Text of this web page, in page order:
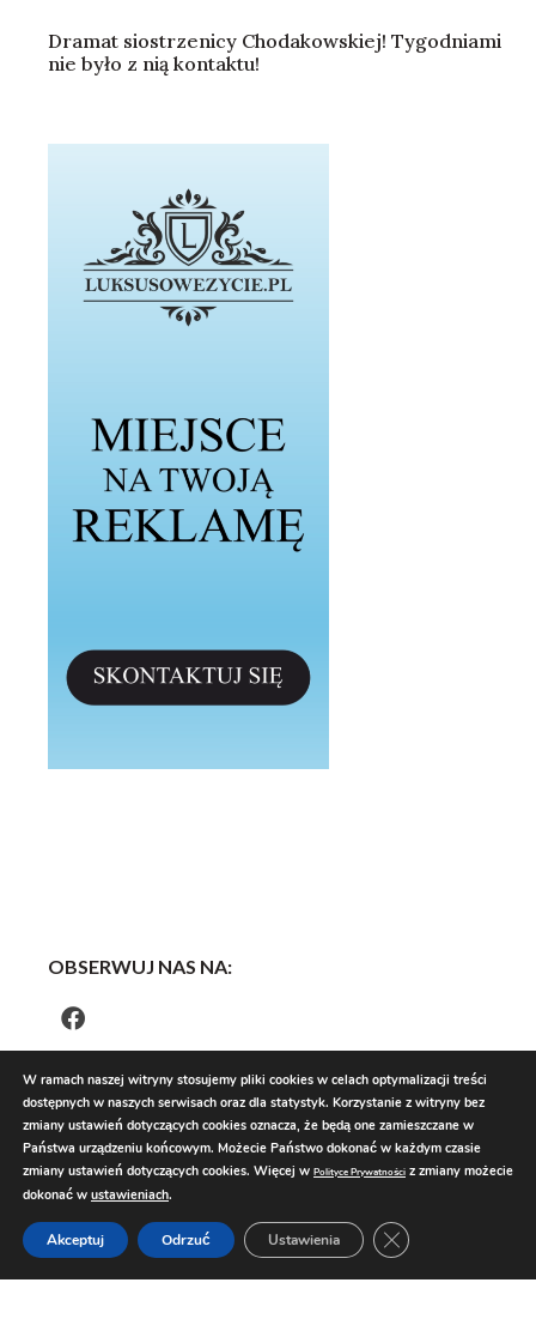
Dramat siostrzenicy Chodakowskiej! Tygodniami
nie było z nią kontaktu!
OBSERWUJ NAS NA:
W ramach naszej witryny stosujemy pliki cookies w celach optymalizacji treści
dostępnych w naszych serwisach oraz dla statystyk. Korzystanie z witryny bez
zmiany ustawień dotyczących cookies oznacza, że będą one zamieszczane w
Państwa urządzeniu końcowym. Możecie Państwo dokonać w każdym czasie
zmiany ustawień dotyczących cookies. Więcej w Polityce Prywatności z zmiany możecie
dokonać w ustawieniach.
Akceptuj Odrzuć Ustawienia Zamknij panel